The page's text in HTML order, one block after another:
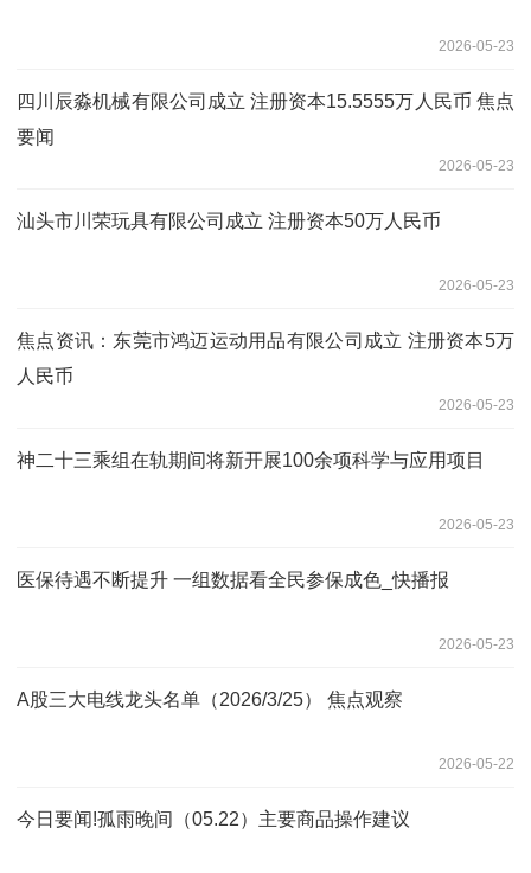
2026-05-23
四川辰淼机械有限公司成立 注册资本15.5555万人民币 焦点
要闻
2026-05-23
汕头市川荣玩具有限公司成立 注册资本50万人民币
2026-05-23
焦点资讯：东莞市鸿迈运动用品有限公司成立 注册资本5万
人民币
2026-05-23
神二十三乘组在轨期间将新开展100余项科学与应用项目
2026-05-23
医保待遇不断提升 一组数据看全民参保成色_快播报
2026-05-23
A股三大电线龙头名单（2026/3/25） 焦点观察
2026-05-22
今日要闻!孤雨晚间（05.22）主要商品操作建议